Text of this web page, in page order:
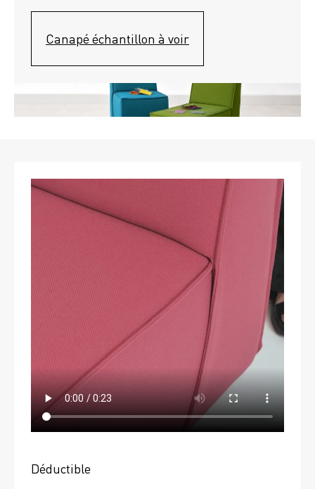
Canapé échantillon à voir
Déductible